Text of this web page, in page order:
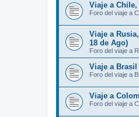
Viaje a
Foro del viaje a
Viaje a
18 de Ago)
Foro del viaje a
Viaje a
Foro del viaje a
Viaje a
Foro del viaje a